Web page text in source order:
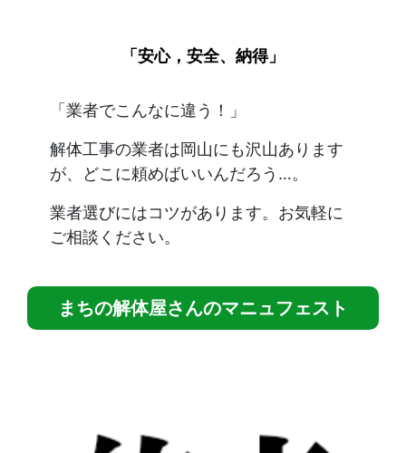
「安心，安全、納得」
「業者でこんなに違う！」
解体工事の業者は岡山にも沢山あります
が、どこに頼めばいいんだろう…。
業者選びにはコツがあります。お気軽に
ご相談ください。
まちの解体屋さんのマニュフェスト